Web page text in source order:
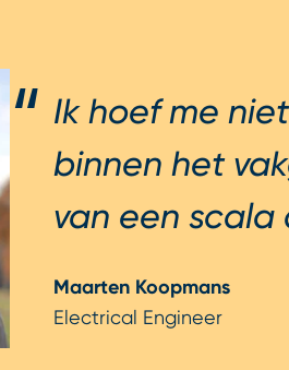
Ik hoef me
binnen het
van een scala
Maarten Koopmans
Electrical Engineer